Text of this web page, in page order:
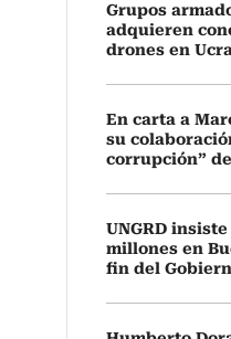
Grupos
adquieren
drones en
En carta a
su
corrupción”
UNGRD
millones en
fin del